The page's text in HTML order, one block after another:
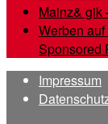
Mainz& gik
Werben
Sponsored
Impressum